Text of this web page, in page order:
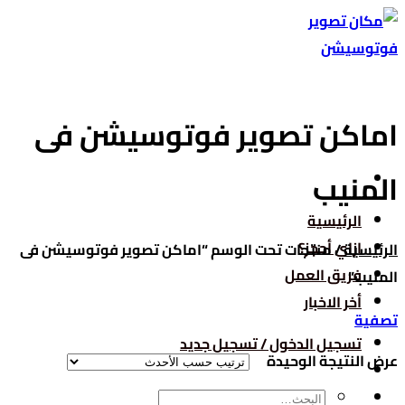
تخطي
للمحتوى
الرئيسية
ازاي أحجز؟
فريق العمل
أخر الاخبار
تسجيل الدخول / تسجيل جديد
البحث
اماكن تصوير فوتوسيشن فى
المنيب
الرئيسية/منتجات تحت الوسم “اماكن تصوير فوتوسيشن فى
المنيب”
تصفية
عرض النتيجة الوحيدة